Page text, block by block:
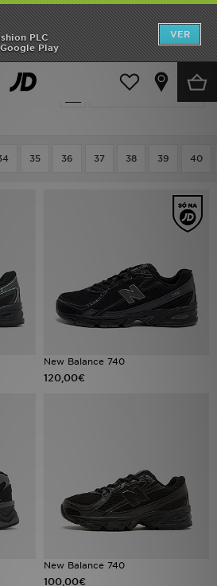
PLC
Play
VER
Balance Sapatilhas
Actualizar a pesquisa
35 36 37 38 39 40
New Balance 740
120,00€
New Balance 740
100,00€